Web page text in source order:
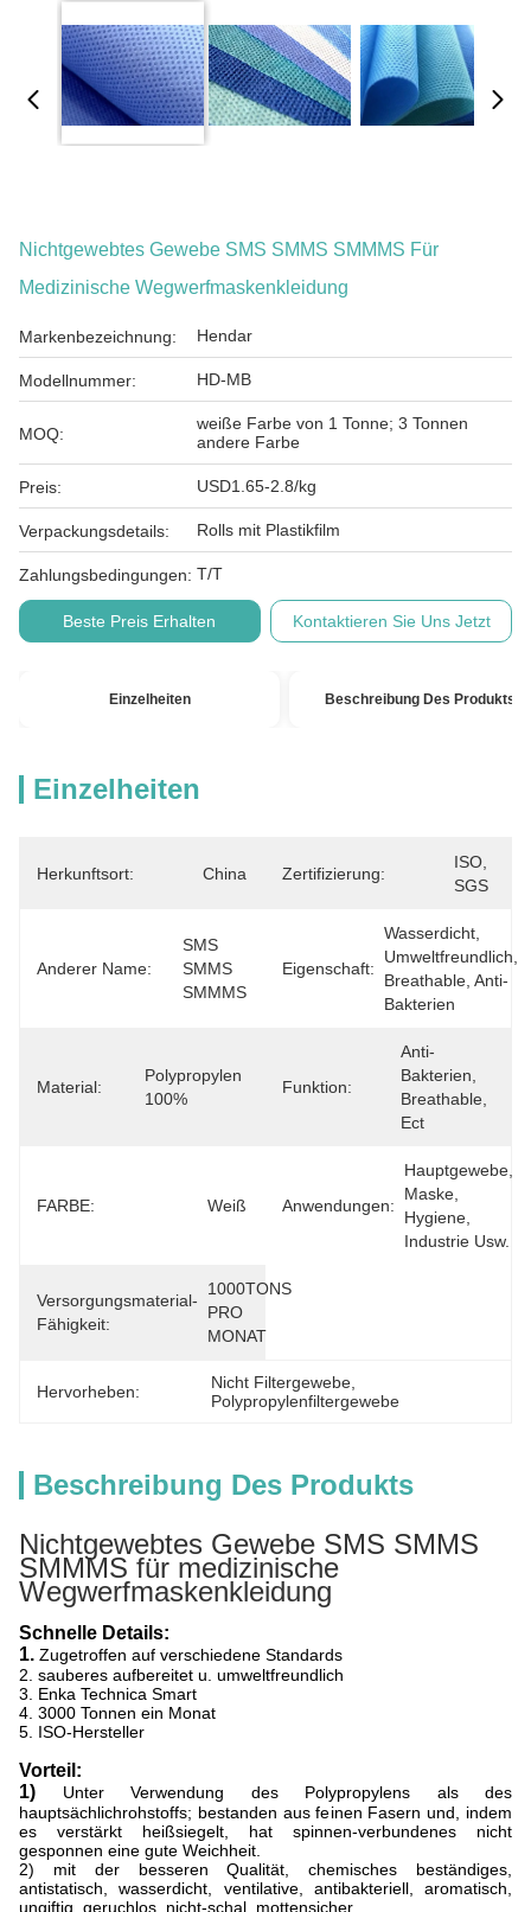
Nichtgewebtes Gewebe SMS SMMS SMMMS Für
Medizinische Wegwerfmaskenkleidung
Markenbezeichnung: Hendar
Modellnummer: HD-MB
MOQ:
weiße Farbe von 1 Tonne; 3 Tonnen
andere Farbe
Preis: USD1.65-2.8/kg
Verpackungsdetails: Rolls mit Plastikfilm
Zahlungsbedingungen: T/T
Beste Preis Erhalten Kontaktieren Sie Uns Jetzt
Einzelheiten Beschreibung Des Produkts
Einzelheiten
Herkunftsort: China Zertifizierung:
ISO,
SGS
Anderer Name:
SMS
SMMS
SMMMS
Eigenschaft:
Wasserdicht,
Umweltfreundlich,
Breathable, Anti-
Bakterien
Material:
Polypropylen
100%
Funktion:
Anti-
Bakterien,
Breathable,
Ect
FARBE: Weiß Anwendungen:
Hauptgewebe,
Maske,
Hygiene,
Industrie Usw.
Versorgungsmaterial-
Fähigkeit:
1000TONS
PRO
MONAT
Hervorheben: Nicht Filtergewebe
Polypropylenfiltergewebe
Beschreibung Des Produkts
Nichtgewebtes Gewebe SMS SMMS
SMMMS für medizinische
Wegwerfmaskenkleidung
Schnelle Details:
1. Zugetroffen auf verschiedene Standards
2. sauberes aufbereitet u. umweltfreundlich
3. Enka Technica Smart
4. 3000 Tonnen ein Monat
5. ISO-Hersteller
Vorteil:
1)
Unter Verwendung des Polypropylens als des
hauptsächlichrohstoffs; bestanden aus feinen Fasern und, indem
es verstärkt heißsiegelt, hat spinnen-verbundenes nicht
gesponnen eine gute Weichheit.
2) mit der besseren Qualität, chemisches beständiges,
antistatisch, wasserdicht, ventilative, antibakteriell, aromatisch,
ungiftig, geruchlos, nicht-schal, mottensicher.